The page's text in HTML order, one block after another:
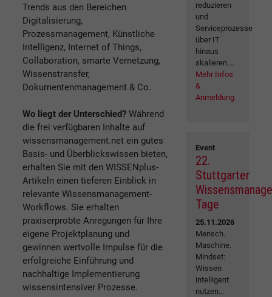
Trends aus den Bereichen
Digitalisierung,
Prozessmanagement, Künstliche
Intelligenz, Internet of Things,
Collaboration, smarte Vernetzung,
Wissenstransfer,
Dokumentenmanagement & Co.
Wo liegt der Unterschied? Während
die frei verfügbaren Inhalte auf
wissensmanagement.net ein gutes
Basis- und Überblickswissen bieten,
erhalten Sie mit den WISSENplus-
Artikeln einen tieferen Einblick in
relevante Wissensmanagement-
Workflows. Sie erhalten
praxiserprobte Anregungen für Ihre
eigene Projektplanung und
gewinnen wertvolle Impulse für die
erfolgreiche Einführung und
nachhaltige Implementierung
wissensintensiver Prozesse.
reduzieren
und
Serviceprozesse
über IT
hinaus
skalieren....
Mehr Infos
&
Anmeldung
Event
22.
Stuttgarter
Tage
25.11.2026
Mensch.
Maschine.
Mindset:
Wissen
intelligent
nutzen...